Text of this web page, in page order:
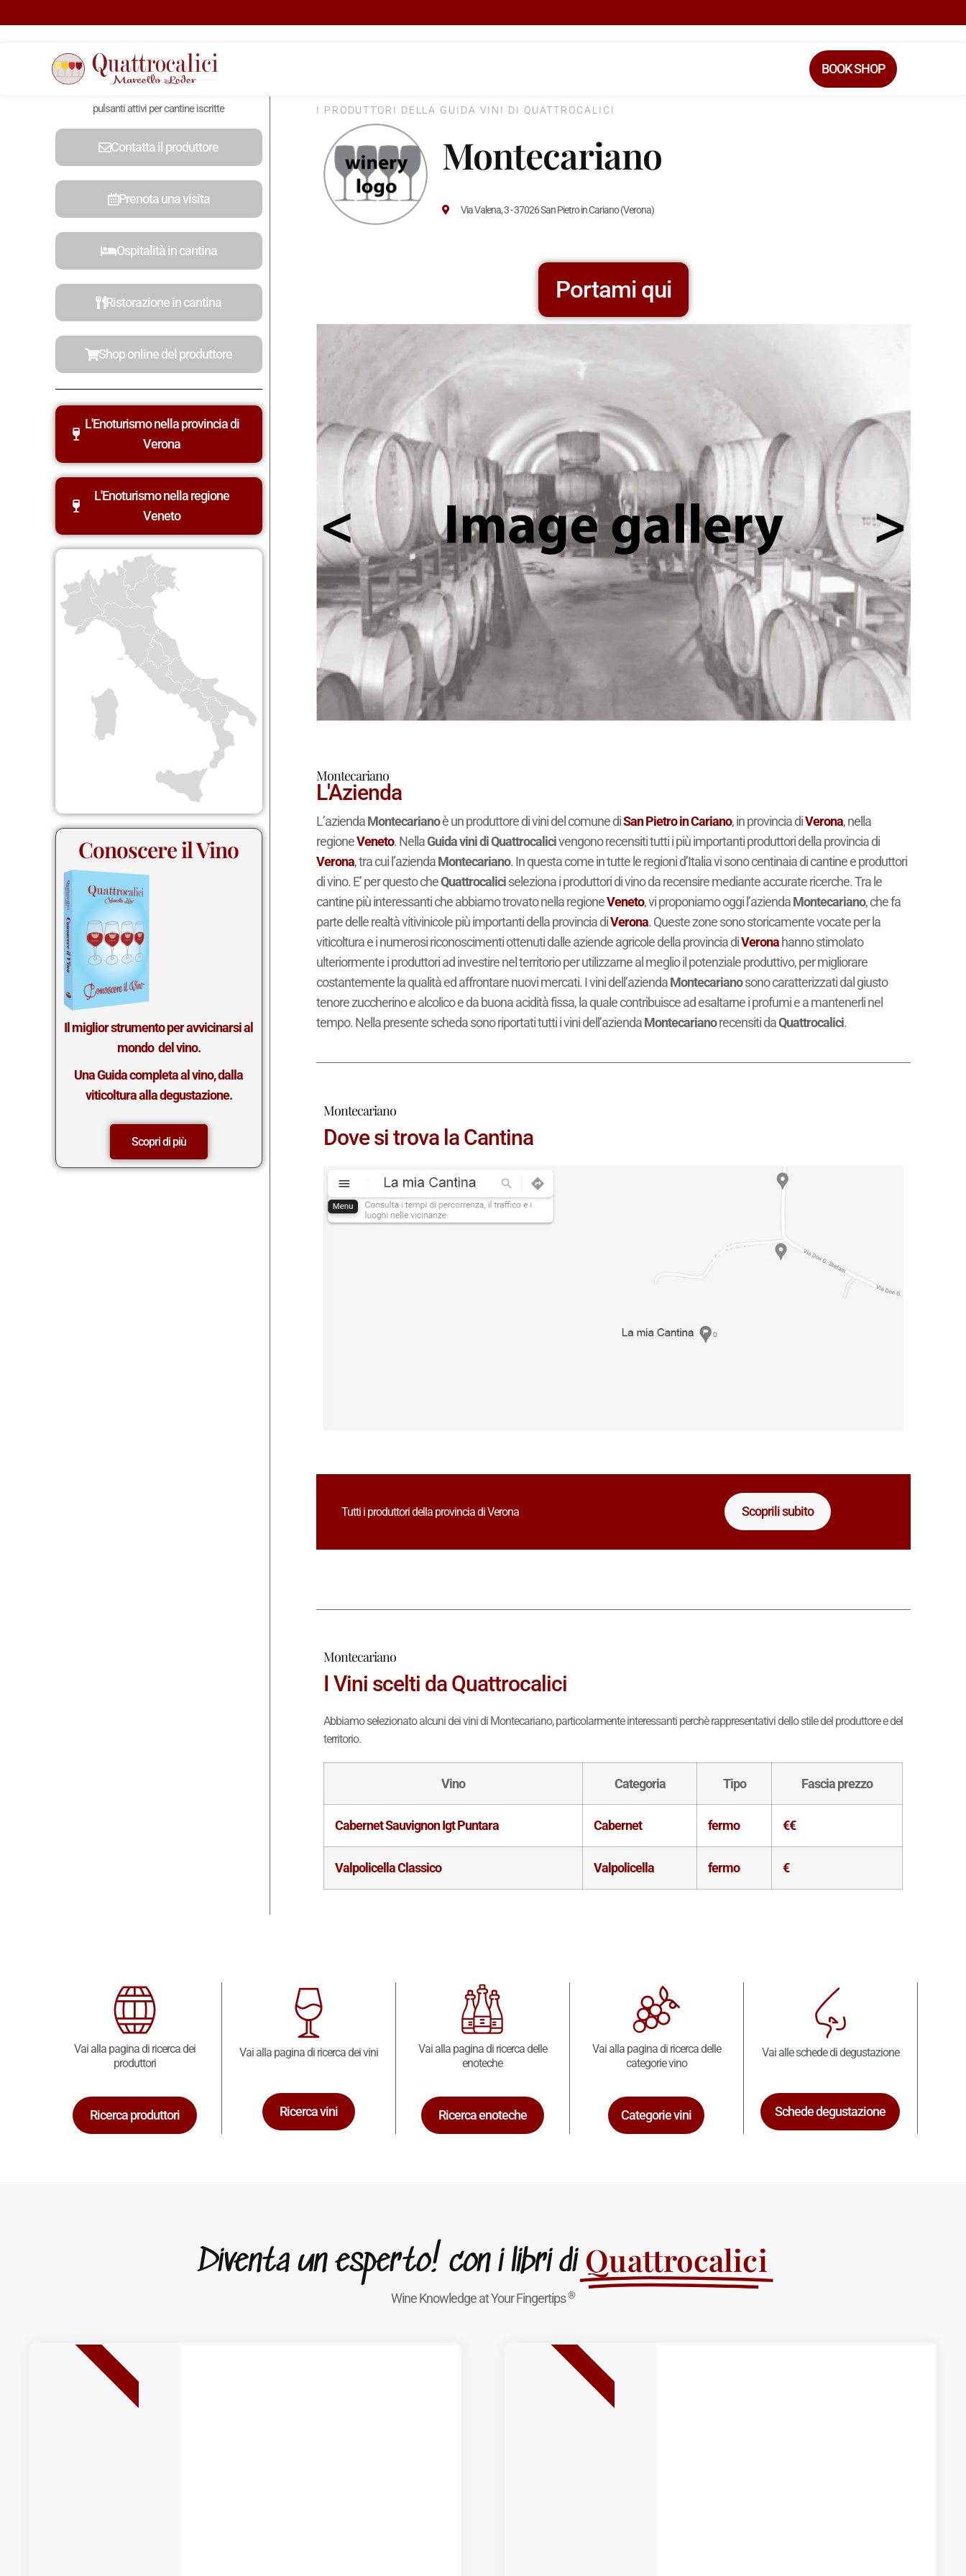
BOOK SHOP
pulsanti attivi per cantine iscritte
Contatta il produttore
Prenota una visita
Ospitalità in cantina
Ristorazione in cantina
Shop online del produttore
L'Enoturismo nella provincia di
Verona
L'Enoturismo nella regione
Veneto
Conoscere il Vino
Il miglior strumento per avvicinarsi al
mondo del vino.
Una Guida completa al vino, dalla
viticoltura alla degustazione.
Scopri di più
I PRODUTTORI DELLA GUIDA VINI DI QUATTROCALICI
Montecariano
Via Valena, 3 - 37026 San Pietro in Cariano (Verona)
Portami qui
Montecariano
L'Azienda
L’aziendaMontecarianoè un produttore di vini del comune diSan Pietro in Cariano, in provincia diVerona, nella
regioneVeneto. NellaGuida vini di Quattrocalicivengono recensiti tutti i più importanti produttori della provincia di
Verona, tra cui l’aziendaMontecariano. In questa come in tutte le regioni d’Italia vi sono centinaia di cantine e produttori
di vino. E’ per questo cheQuattrocaliciseleziona i produttori di vino da recensire mediante accurate ricerche. Tra le
cantine più interessanti che abbiamo trovato nella regioneVeneto, vi proponiamo oggi l’aziendaMontecariano, che fa
parte delle realtà vitivinicole più importanti della provincia diVerona. Queste zone sono storicamente vocate per la
viticoltura e i numerosi riconoscimenti ottenuti dalle aziende agricole della provincia diVerona hanno stimolato
ulteriormente i produttori ad investire nel territorio per utilizzarne al meglio il potenziale produttivo, per migliorare
costantemente la qualità ed affrontare nuovi mercati. I vini dell’aziendaMontecarianosono caratterizzati dal giusto
tenore zuccherino e alcolico e da buona acidità fissa, la quale contribuisce ad esaltarne i profumi e a mantenerli nel
tempo. Nella presente scheda sono riportati tutti i vini dell’aziendaMontecarianorecensiti daQuattrocalici.
Montecariano
Dove si trova la Cantina
Tutti i produttori della provincia di Verona Scoprili subito
Montecariano
I Vini scelti da Quattrocalici
Abbiamo selezionato alcuni dei vini di Montecariano, particolarmente interessanti perchè rappresentativi dello stile del produttore e del
territorio.
Vino Categoria Tipo Fascia prezzo
Cabernet Sauvignon Igt Puntara Cabernet fermo €€
Valpolicella Classico Valpolicella fermo €
Vai alla pagina di ricerca dei
produttori
Ricerca produttori
Vai alla pagina di ricerca dei vini
Ricerca vini
Vai alla pagina di ricerca delle
enoteche
Ricerca enoteche
Vai alla pagina di ricerca delle
categorie vino
Categorie vini
Vai alle schede di degustazione
Schede degustazione
Diventa un esperto! con i libri di Quattrocalici
Wine Knowledge at Your Fingertips®
NUOVA USCITA BEST SELLER